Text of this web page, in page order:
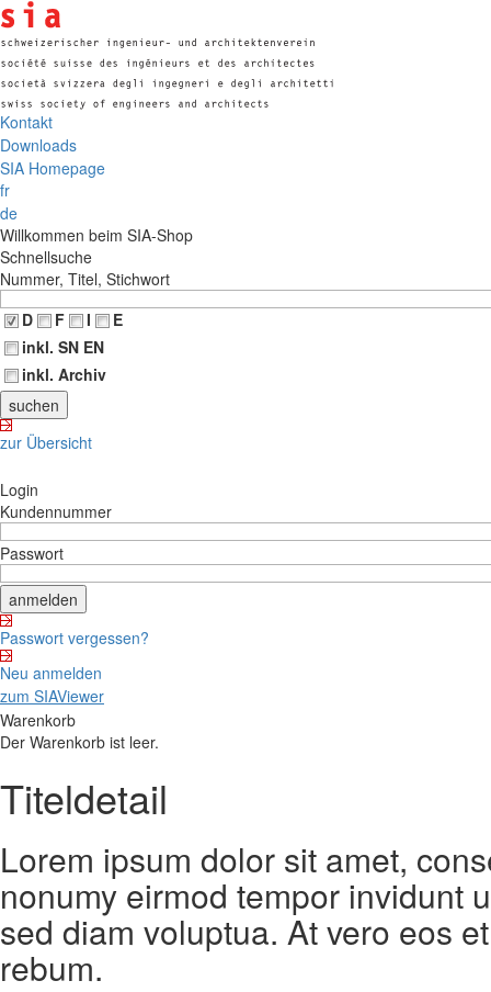
Kontakt
Downloads
SIA Homepage
fr
de
Willkommen beim SIA-Shop
Schnellsuche
Nummer, Titel, Stichwort
D
F I
E
inkl. SN EN
inkl. Archiv
zur Übersicht
Login
Kundennummer
Passwort
Passwort vergessen?
Neu anmelden
zum SIAViewer
Warenkorb
Der Warenkorb ist leer.
Titeldetail
Lorem ipsum dolor sit amet,
nonumy eirmod tempor invidunt
sed diam voluptua. At vero eos
rebum.